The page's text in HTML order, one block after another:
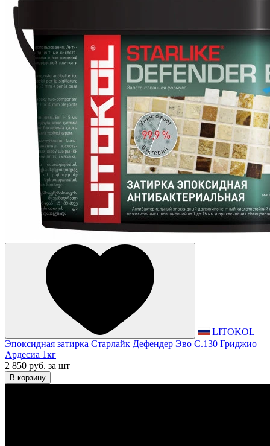
LITOKOL
Эпоксидная затирка Старлайк Дефендер Эво С.130 Гриджио
Ардесиа 1кг
2 850 руб. за шт
В корзину